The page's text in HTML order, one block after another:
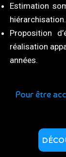
Estimation
hiérarchisation.
Proposition
réalisation
années.
Pour être